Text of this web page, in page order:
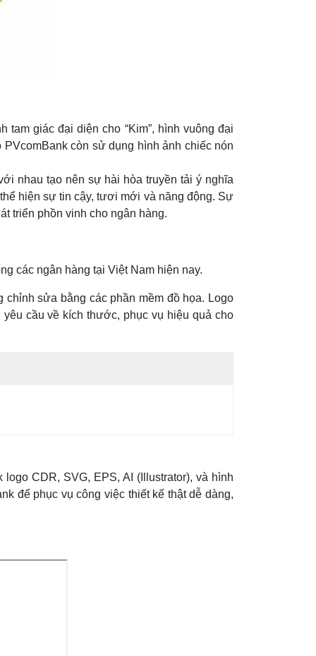
giác đại diện cho “Kim”, hình vuông đại
còn sử dụng hình ảnh chiếc nón
nhau tạo nên sự hài hòa truyền tải ý nghĩa
hiện sự tin cậy, tươi mới và năng động. Sự
triển phồn vinh cho ngân hàng.
các ngân hàng tại Việt Nam hiện nay.
chỉnh sửa bằng các phần mềm đồ họa. Logo
cầu về kích thước, phục vụ hiệu quả cho
CDR, SVG, EPS, AI (Illustrator), và hình
để phục vụ công việc thiết kế thật dễ dàng,